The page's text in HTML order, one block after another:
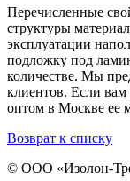
Перечисленные
структуры
эксплуатации
подложку под
количестве. Мы
клиентов. Если
оптом в Москве ее
Возврат к списку
© ООО «Изолон-